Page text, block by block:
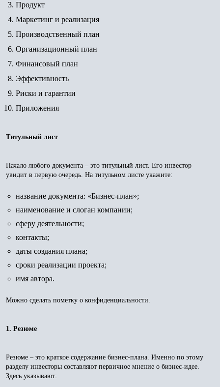
Продукт
Маркетинг и реализация
Производственный план
Организационный план
Финансовый план
Эффективность
Риски и гарантии
Приложения
Титульный лист
Начало любого документа – это титульный лист. Его инвестор
увидит в первую очередь. На титульном листе укажите:
название документа: «Бизнес-план»;
наименование и слоган компании;
сферу деятельности;
контакты;
даты создания плана;
сроки реализации проекта;
имя автора.
Можно сделать пометку о конфиденциальности.
1. Резюме
Резюме – это краткое содержание бизнес-плана. Именно по этому
разделу инвесторы составляют первичное мнение о бизнес-идее.
Здесь указывают: